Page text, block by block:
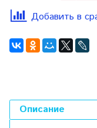
Добавить в
Описание